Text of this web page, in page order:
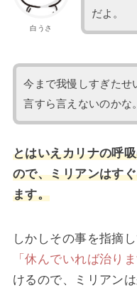
白うさ
だよ。
今まで我慢しすぎたせ
言すら言えないのかな。
とはいえカリナの呼
ので、ミリアンはす
ます。
しかしその事を指摘
「休んでいれば治りま
けるので、ミリアン